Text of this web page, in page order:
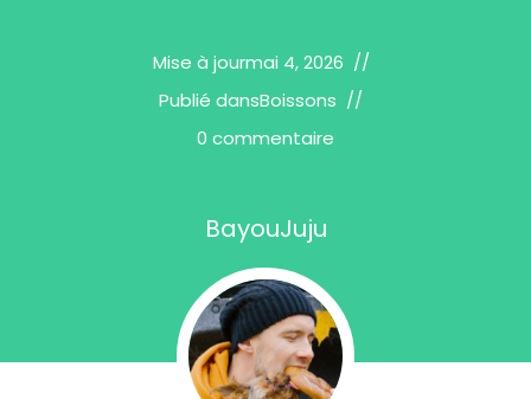
Mise à jourmai 4, 2026
Publié dansBoissons
0 commentaire
BayouJuju